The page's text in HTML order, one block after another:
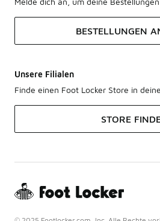
BESTELLUNGEN
Unsere Filialen
Finde einen Foot Locker Store in
STORE